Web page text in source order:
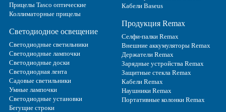
Прицелы Tasco оптические
Коллиматорные прицелы
Светодиодное освещение
Светодиодные светильники
Светодиодные лампочки
Светодиодные доски
Светодиодная лента
Садовые светильники
Умные лампочки
Светодиодные установки
Бегущие строки
Кабели Baseus
Продукция Remax
Селфи-палки Remax
Внешние аккумуляторы Remax
Держатели Remax
Зарядные устройства Remax
Защитные стекла Remax
Кабели Remax
Наушники Remax
Портативные колонки Remax